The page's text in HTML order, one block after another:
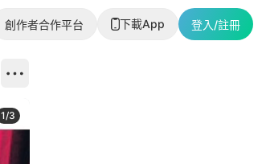
創作者合作平台 下載App 登入/註冊
1/3